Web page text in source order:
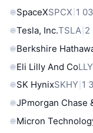
SpaceXSPCX 1
Tesla, Inc.TSLA 2
Berkshire
Eli Lilly And CoLLY
SK HynixSKHY 1
JPmorgan Chase
Micron